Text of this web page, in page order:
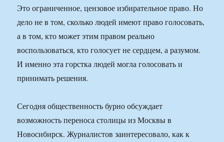
Это ограниченное, цензовое избирательное право. Но
дело не в том, сколько людей имеют право голосовать,
а в том, кто может этим правом реально
воспользоваться, кто голосует не сердцем, а разумом.
И именно эта горстка людей могла голосовать и
принимать решения.
Сегодня общественность бурно обсуждает
возможность переноса столицы из Москвы в
Новосибирск. Журналистов заинтересовало, как к